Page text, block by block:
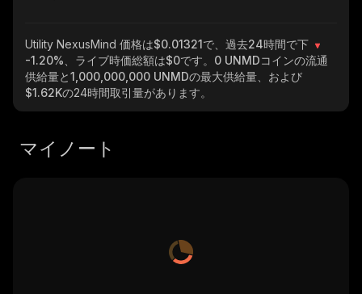
Utility NexusMind 価格は$0.01321で、過去24時間で下
-1.20% 、ライブ時価総額は$0です。 0 UNMDコインの流通
供給量と1,000,000,000 UNMDの最大供給量、および
$1.62Kの24時間取引量があります。
マイノート